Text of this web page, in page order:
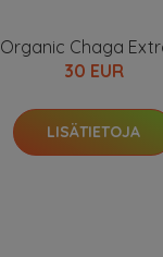
Organic Chaga
30 EUR
LISÄTIETOJA